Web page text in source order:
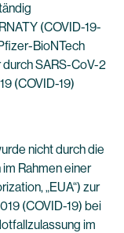
(COVID-19-
BioNTech
SARS-CoV-2
(COVID-19)
nicht durch die
Rahmen einer
„EUA“) zur
(COVID-19) bei
im